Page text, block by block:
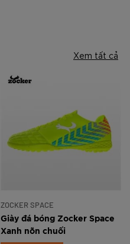
Xem tất cả
ZOCKER SPACE
Giày đá bóng Zocker Space
Xanh nõn chuối